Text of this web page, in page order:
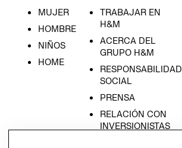
MUJER
HOMBRE
NIÑOS
HOME
TRABAJAR EN
H&M
ACERCA DEL
GRUPO H&M
RESPONSABILIDAD
SOCIAL
PRENSA
RELACIÓN CON
INVERSIONISTAS